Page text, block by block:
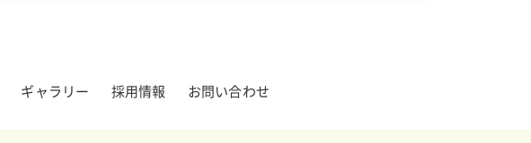
ギャラリー 採用情報 お問い合わせ